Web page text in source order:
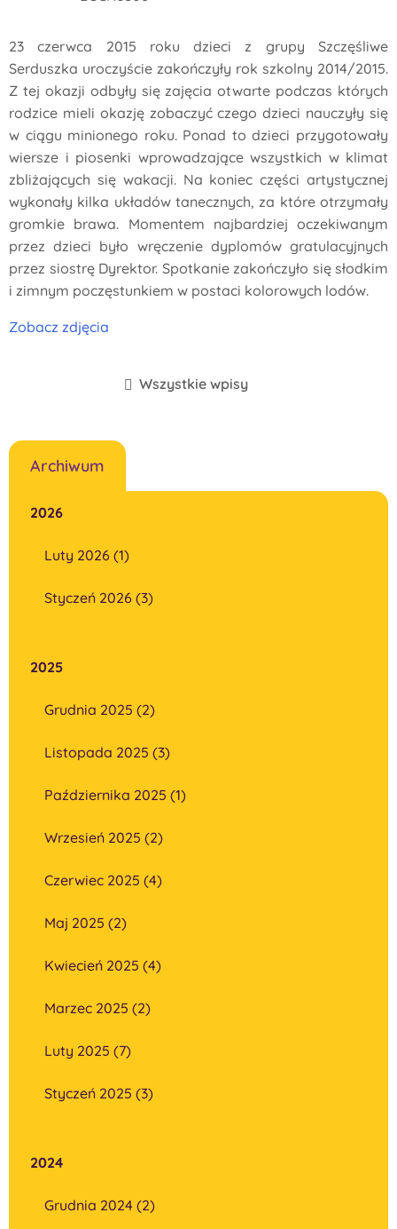
23 czerwca 2015 roku dzieci z grupy Szczęśliwe
Serduszka uroczyście zakończyły rok szkolny 2014/2015.
Z tej okazji odbyły się zajęcia otwarte podczas których
rodzice mieli okazję zobaczyć czego dzieci nauczyły się
w ciągu minionego roku. Ponad to dzieci przygotowały
wiersze i piosenki wprowadzające wszystkich w klimat
zbliżających się wakacji. Na koniec części artystycznej
wykonały kilka układów tanecznych, za które otrzymały
gromkie brawa. Momentem najbardziej oczekiwanym
przez dzieci było wręczenie dyplomów gratulacyjnych
przez siostrę Dyrektor. Spotkanie zakończyło się słodkim
i zimnym poczęstunkiem w postaci kolorowych lodów.
Zobacz zdjęcia
Wszystkie wpisy
Archiwum
2026
Luty 2026 (1)
Styczeń 2026 (3)
2025
Grudnia 2025 (2)
Listopada 2025 (3)
Października 2025 (1)
Wrzesień 2025 (2)
Czerwiec 2025 (4)
Maj 2025 (2)
Kwiecień 2025 (4)
Marzec 2025 (2)
Luty 2025 (7)
Styczeń 2025 (3)
2024
Grudnia 2024 (2)